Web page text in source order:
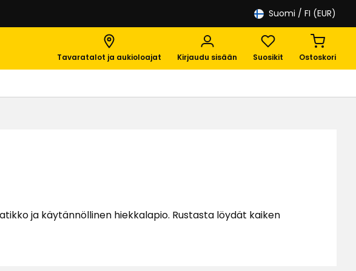
Suomi / FI (EUR)
Tavaratalot ja aukioloajat Kirjaudu sisään Suosikit Ostoskori
ja käytännöllinen hiekkalapio. Rustasta löydät kaiken